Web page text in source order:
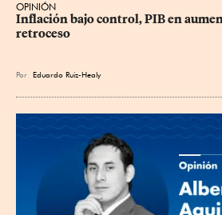
OPINIÓN
Inflación bajo control, PIB en
retroceso
Por Eduardo Ruiz-Healy